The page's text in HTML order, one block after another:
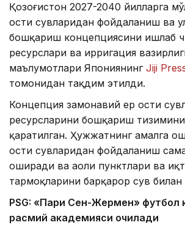
Қозоғистон 2027-2040 йилларга
ости сувларидан фойдаланиш ва
бошқариш концепциясини ишлаб
ресурслари ва ирригация
маълумотлари Япониянинг Jiji
томонидан тақдим этилди.
Концепция замонавий ер ости
ресурсларини бошқариш
қаратилган. Ҳужжатнинг амалга
ости сувларидан фойдаланиш
оширади ва аҳоли пунктлари ва
тармоқларини барқарор сув
PSG: «Пари Сен-Жермен» футбол
расмий академияси очилади